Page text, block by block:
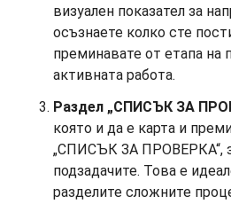
визуален показател за
осъзнаете колко сте
преминавате от етапа на
активната работа.
Раздел „СПИСЪК ЗА
която и да е карта и
„СПИСЪК ЗА ПРОВЕРКА“,
подзадачите. Това е
разделите сложните